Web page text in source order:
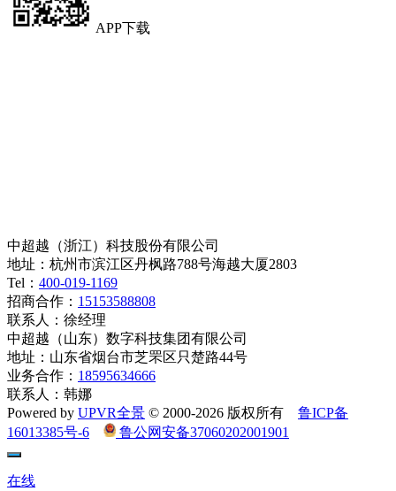
APP下载
中超越（浙江）科技股份有限公司
地址：杭州市滨江区丹枫路788号海越大厦2803
Tel： 400-019-1169
招商合作： 15153588808
联系人：徐经理
中超越（山东）数字科技集团有限公司
地址：山东省烟台市芝罘区只楚路44号
业务合作： 18595634666
联系人：韩娜
Powered by UPVR全景 © 2000-2026 版权所有 鲁ICP备
16013385号-6
鲁公网安备37060202001901
在线